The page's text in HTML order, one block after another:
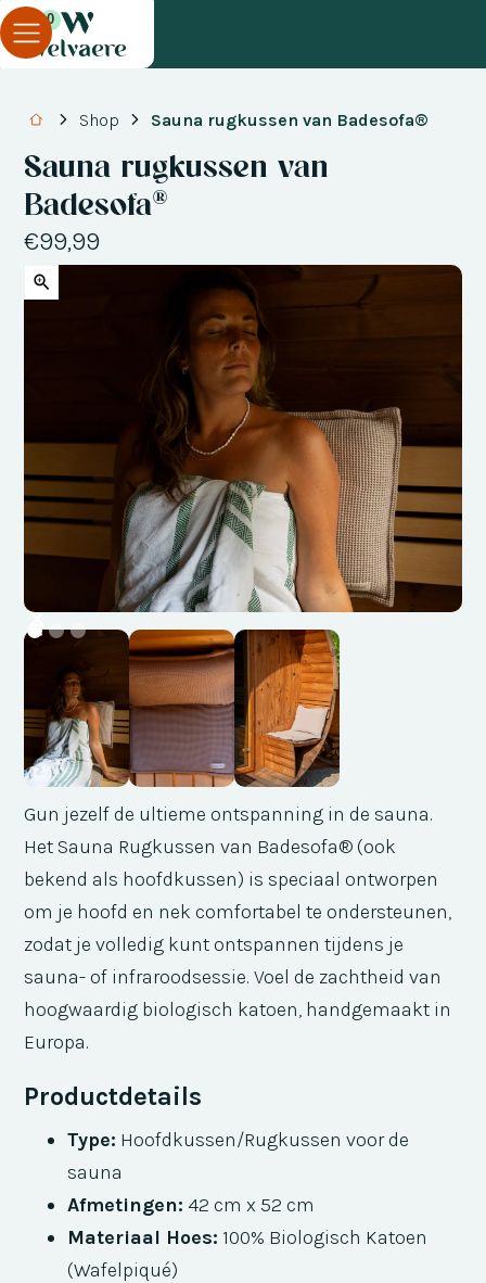
0
Shop Sauna rugkussen van Badesofa®
Sauna rugkussen van
Badesofa®
€99,99
Gun jezelf de ultieme ontspanning in de sauna.
Het Sauna Rugkussen van Badesofa® (ook
bekend als hoofdkussen) is speciaal ontworpen
om je hoofd en nek comfortabel te ondersteunen,
zodat je volledig kunt ontspannen tijdens je
sauna- of infraroodsessie. Voel de zachtheid van
hoogwaardig biologisch katoen, handgemaakt in
Europa.
Productdetails
Type: Hoofdkussen/Rugkussen voor de
sauna
Afmetingen: 42 cm x 52 cm
Materiaal Hoes: 100% Biologisch Katoen
(Wafelpiqué)